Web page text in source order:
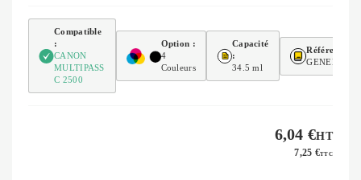
Compatible
:
CANON
MULTIPASS
C 2500
Option :
4
Couleurs
Capacité
:
34.5 ml
Référence :
6,04 €HT
7,25 €TTC